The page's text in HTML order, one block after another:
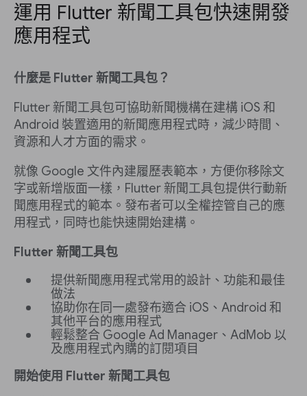
運用 Flutter 新聞工具包快速開發
應用程式
什麼是 Flutter 新聞工具包？
Flutter 新聞工具包可協助新聞機構在建構 iOS 和
Android 裝置適用的新聞應用程式時，減少時間、
資源和人才方面的需求。
就像 Google 文件內建履歷表範本，方便你移除文
字或新增版面一樣，Flutter 新聞工具包提供行動新
聞應用程式的範本。發布者可以全權控管自己的應
用程式，同時也能快速開始建構。
Flutter 新聞工具包
提供新聞應用程式常用的設計、功能和最佳
做法
協助你在同一處發布適合 iOS、Android 和
其他平台的應用程式
輕鬆整合 Google Ad Manager、AdMob 以
及應用程式內購的訂閱項目
開始使用 Flutter 新聞工具包